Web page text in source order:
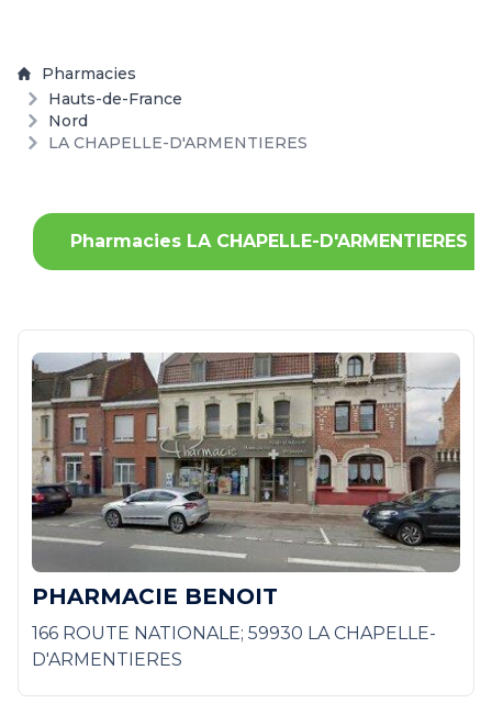
Pharmacies
Hauts-de-France
Nord
LA CHAPELLE-D'ARMENTIERES
Pharmacies LA CHAPELLE-D'ARMENTIERES
PHARMACIE BENOIT
166 ROUTE NATIONALE; 59930 LA CHAPELLE-
D'ARMENTIERES